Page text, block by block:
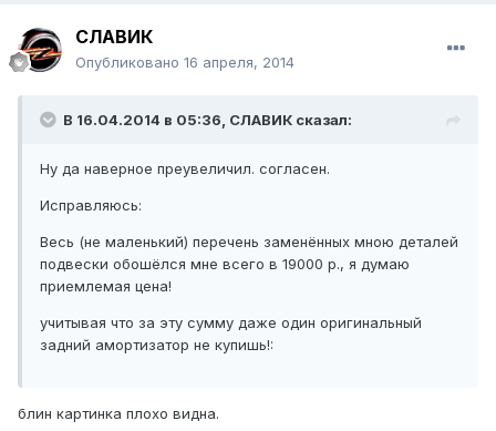
СЛАВИК
Опубликовано 16 апреля, 2014
В 16.04.2014 в 05:36, СЛАВИК сказал:
Ну да наверное преувеличил. согласен.
Исправляюсь:
Весь (не маленький) перечень заменённых мною деталей
подвески обошёлся мне всего в 19000 р., я думаю
приемлемая цена!
учитывая что за эту сумму даже один оригинальный
задний амортизатор не купишь!:
блин картинка плохо видна.